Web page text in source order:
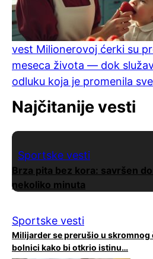
vest Milionerovoj ćerki su
meseca života — dok
odluku koja je promenila sve
Najčitanije vesti
Sportske vesti
Brza pita bez kora: savršen
nekoliko minuta
Sportske vesti
Milijarder se prerušio u skromnog
bolnici kako bi otkrio istinu…